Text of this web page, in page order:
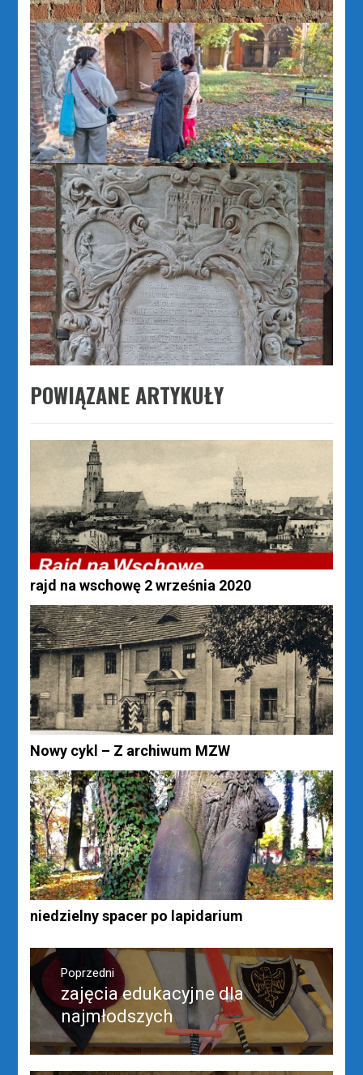
POWIĄZANE ARTYKUŁY
rajd na wschowę 2 września 2020
Nowy cykl – Z archiwum MZW
niedzielny spacer po lapidarium
Nawigacja
wpisuPoprzedni
Poprzedni
wpis:
zajęcia edukacyjne dla
najmłodszych